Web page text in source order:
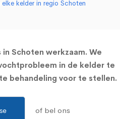
kelder in regio Schoten
Schoten werkzaam. We
in de kelder te
behandeling voor te stellen.
of bel ons